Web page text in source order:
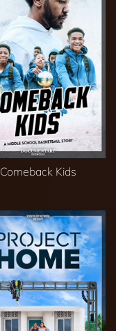
Comeback Kids